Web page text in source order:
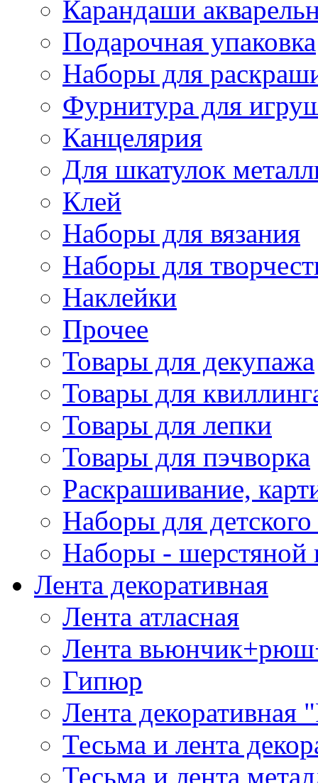
Карандаши
Подарочная упаковка
Наборы для
Фурнитура для
Канцелярия
Для шкатулок
Клей
Наборы для вязания
Наборы для
Наклейки
Прочее
Товары для декупажа
Товары для
Товары для лепки
Товары для пэчворка
Раскрашивание,
Наборы для
Наборы - шерстяной
Лента декоративная
Лента атласная
Лента
Гипюр
Лента декоративная
Тесьма и лента
Тесьма и лента